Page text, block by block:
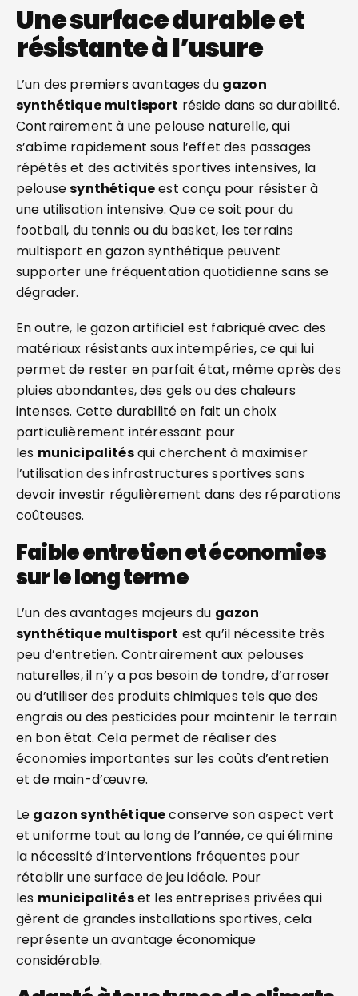
Une surface durable et
résistante à l’usure
L’un des premiers avantages du gazon
synthétique multisport réside dans sa durabilité.
Contrairement à une pelouse naturelle, qui
s’abîme rapidement sous l’effet des passages
répétés et des activités sportives intensives, la
pelousesynthétiqueest conçu pour résister à
une utilisation intensive. Que ce soit pour du
football, du tennis ou du basket, les terrains
multisport en gazon synthétique peuvent
supporter une fréquentation quotidienne sans se
dégrader.
En outre, le gazon artificiel est fabriqué avec des
matériaux résistants aux intempéries, ce qui lui
permet de rester en parfait état, même après des
pluies abondantes, des gels ou des chaleurs
intenses. Cette durabilité en fait un choix
particulièrement intéressant pour
les municipalitésqui cherchent à maximiser
l’utilisation des infrastructures sportives sans
devoir investir régulièrement dans des réparations
coûteuses.
Faible entretien et économies
sur le long terme
L’un des avantages majeurs du gazon
synthétique multisport est qu’il nécessite très
peu d’entretien. Contrairement aux pelouses
naturelles, il n’y a pas besoin de tondre, d’arroser
ou d’utiliser des produits chimiques tels que des
engrais ou des pesticides pour maintenir le terrain
en bon état. Cela permet de réaliser des
économies importantes sur les coûts d’entretien
et de main-d’œuvre.
Le gazon synthétiqueconserve son aspect vert
et uniforme tout au long de l’année, ce qui élimine
la nécessité d’interventions fréquentes pour
rétablir une surface de jeu idéale. Pour
les municipalitéset les entreprises privées qui
gèrent de grandes installations sportives, cela
représente un avantage économique
considérable.